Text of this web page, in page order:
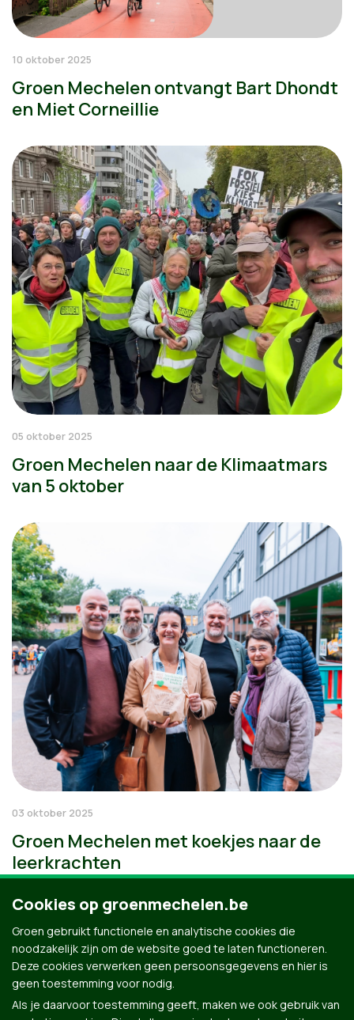
10 oktober 2025
Groen Mechelen ontvangt Bart Dhondt
en Miet Corneillie
05 oktober 2025
Groen Mechelen naar de Klimaatmars
van 5 oktober
03 oktober 2025
Groen Mechelen met koekjes naar de
leerkrachten
Cookies op groenmechelen.be
Groen gebruikt functionele en analytische cookies die
noodzakelijk zijn om de website goed te laten functioneren.
Deze cookies verwerken geen persoonsgegevens en hier is
geen toestemming voor nodig.
Als je daarvoor toestemming geeft, maken we ook gebruik van